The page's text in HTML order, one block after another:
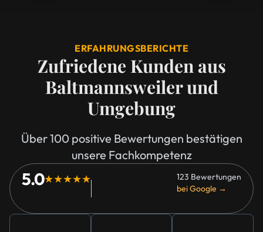
ERFAHRUNGSBERICHTE
Zufriedene Kunden aus
Baltmannsweiler und
Umgebung
Über 100 positive Bewertungen bestätigen
unsere Fachkompetenz
5.0★★★★★
123 Bewertungen
bei Google →